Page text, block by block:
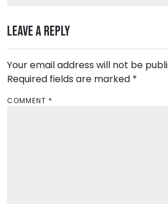
a
i
g
a
Leave a Reply
Your email address will not be
Required fields are marked *
COMMENT *